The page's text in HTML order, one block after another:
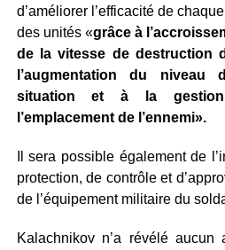
d’améliorer l’efficacité de
des unités «grâce à
de la vitesse de destruction
l’augmentation du
situation et à la
l’emplacement de l’ennemi».
Il sera possible également de
protection, de contrôle et
de l’équipement militaire du
Kalachnikov n’a révélé